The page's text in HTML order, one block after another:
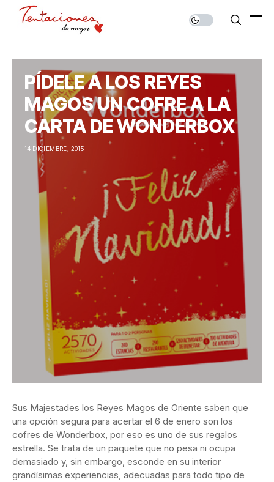
PÍDELE A LOS REYES
MAGOS UN COFRE A LA
CARTA DE WONDERBOX
14 DICIEMBRE, 2015
Sus Majestades los Reyes Magos de Oriente saben que
una opción segura para acertar el 6 de enero son los
cofres de Wonderbox, por eso es uno de sus regalos
estrella. Se trata de un paquete que no pesa ni ocupa
demasiado y, sin embargo, esconde en su interior
grandísimas experiencias, adecuadas para todo tipo de